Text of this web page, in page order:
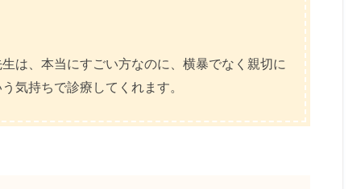
は、本当にすごい方なのに、横暴でなく親切に
気持ちで診療してくれます。